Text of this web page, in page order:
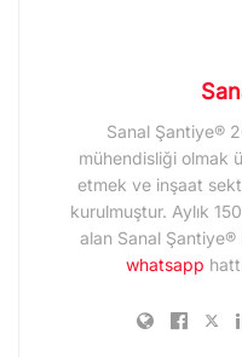
Sanal Şantiye®
mühendisliği olmak
etmek ve inşaat
kurulmuştur. Aylık
alan Sanal
whatsapp